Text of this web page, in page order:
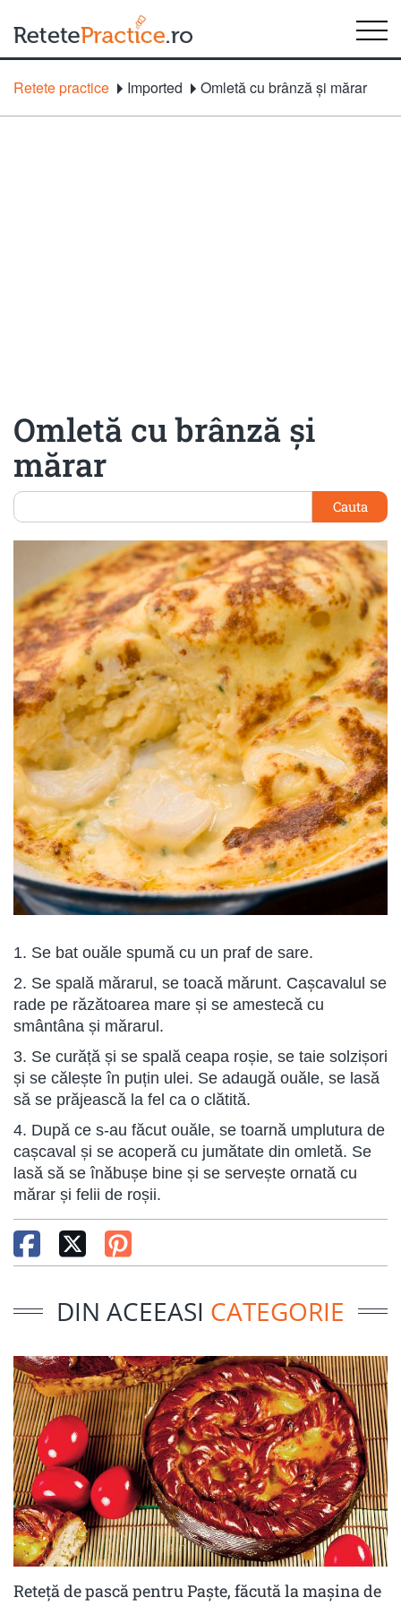
Retete practice Imported Omletă cu brânză şi mărar
Omletă cu brânză şi
mărar
Cauta
1. Se bat ouăle spumă cu un praf de sare.
2. Se spală mărarul, se toacă mărunt. Cașcavalul se
rade pe răzătoarea mare și se amestecă cu
smântâna și mărarul.
3. Se curăță și se spală ceapa roșie, se taie solzișori
și se călește în puțin ulei. Se adaugă ouăle, se lasă
să se prăjească la fel ca o clătită.
4. După ce s-au făcut ouăle, se toarnă umplutura de
cașcaval și se acoperă cu jumătate din omletă. Se
lasă să se înăbușe bine și se servește ornată cu
mărar și felii de roșii.
DIN ACEEASI CATEGORIE
Reteță de pască pentru Paște, făcută la mașina de